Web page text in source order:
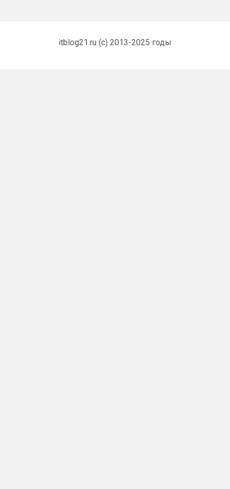
itblog21.ru (c) 2013-2025 годы